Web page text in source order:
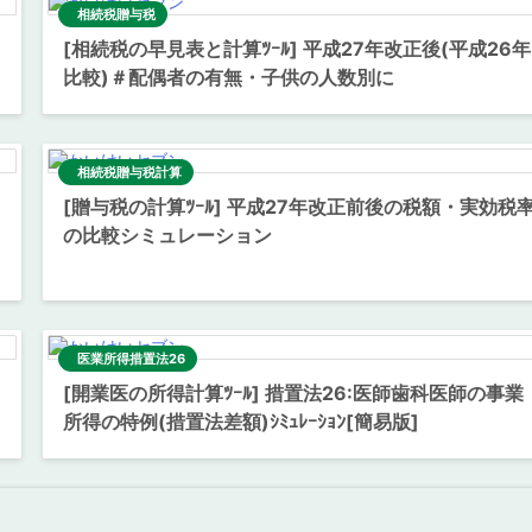
相続税贈与税
[相続税の早見表と計算ﾂｰﾙ] 平成27年改正後(平成26年
比較)＃配偶者の有無・子供の人数別に
相続税贈与税計算
[贈与税の計算ﾂｰﾙ] 平成27年改正前後の税額・実効税
の比較シミュレーション
医業所得措置法26
[開業医の所得計算ﾂｰﾙ] 措置法26:医師歯科医師の事業
所得の特例(措置法差額)ｼﾐｭﾚｰｼｮﾝ[簡易版]